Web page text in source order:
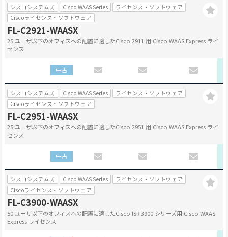
シスコシステムズ Cisco WAAS Series
ライセンス・ソフトウェア
Ciscoライセンス・ソフトウェア
FL-C2921-WAASX
25 ユーザ以下のオフィスへの配置に適したCisco 2911 用 Cisco WAAS Express ライ
センス
中古
シスコシステムズ Cisco WAAS Series
ライセンス・ソフトウェア
Ciscoライセンス・ソフトウェア
FL-C2951-WAASX
25 ユーザ以下のオフィスへの配置に適したCisco 2951 用 Cisco WAAS Express ライ
センス
中古
シスコシステムズ Cisco WAAS Series
ライセンス・ソフトウェア
Ciscoライセンス・ソフトウェア
FL-C3900-WAASX
50 ユーザ以下のオフィスへの配置に適したCisco ISR 3900 シリーズ用 Cisco WAAS
Express ライセンス